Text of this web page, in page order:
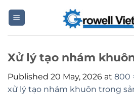
Xử lý tạo nhám
Published 20 May, 2026 at 800
xử lý tạo nhám khuôn trong